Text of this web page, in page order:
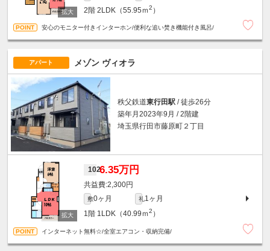
2階 2LDK（55.95ｍ2 ）
安心のモニター付きインターホン/便利な追い焚き機能付き風呂/
アパート メゾン ヴィオラ
秩父鉄道東行田駅 / 徒歩26分
築年月2023年9月 / 2階建
埼玉県行田市藤原町２丁目
1026.35万円
2,300円
敷0ヶ月 礼1ヶ月
1階 1LDK（40.99ｍ2 ）
インターネット無料☆/全室エアコン・収納完備/